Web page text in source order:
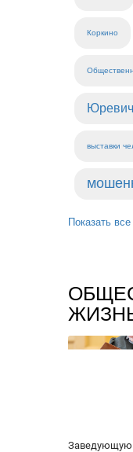
Коркино
Юревич
выставки
Показать все
Заведующую